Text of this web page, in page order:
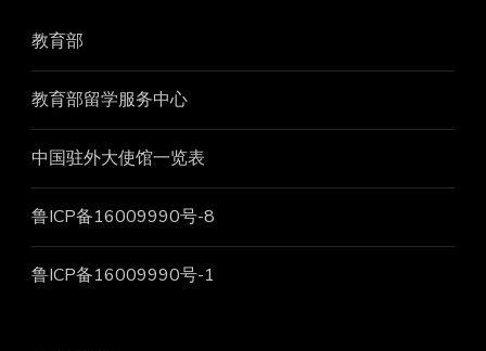
教育部
教育部留学服务中心
中国驻外大使馆一览表
鲁ICP备16009990号-8
鲁ICP备16009990号-1